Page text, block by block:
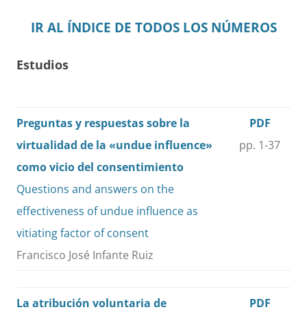
IR AL ÍNDICE DE TODOS LOS NÚMEROS
Estudios
Preguntas y respuestas sobre la
virtualidad de la «undue influence»
como vicio del consentimiento
Questions and answers on the
effectiveness of undue influence as
vitiating factor of consent
Francisco José Infante Ruiz
PDF
pp. 1-37
La atribución voluntaria de
PDF